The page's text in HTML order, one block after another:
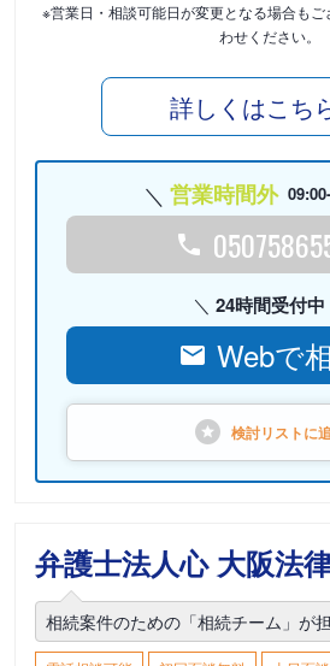
※営業日・相談可能日が変更となる場合も
わせください。
詳しくはこち
営業時間外
24時間受付中
Webで
検討リストに
弁護士法人心 大阪法
相続案件のための「相続チーム」が